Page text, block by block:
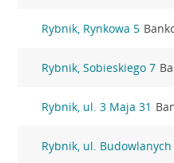
Rybnik, Rynkowa 5
Rybnik, Sobieskiego 7
Rybnik, ul. 3 Maja 31
Rybnik, ul. Budowlanych